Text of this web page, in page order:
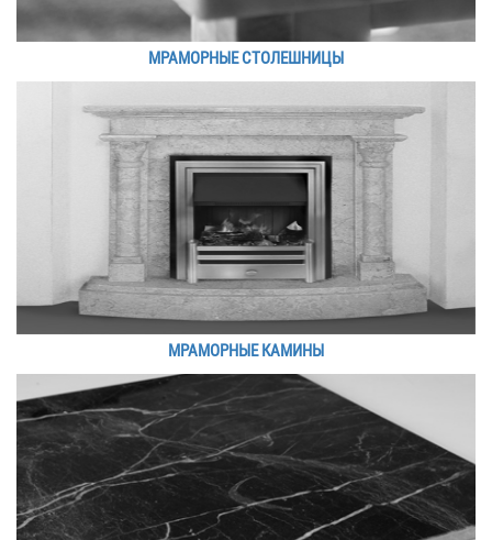
МРАМОРНЫЕ СТОЛЕШНИЦЫ
МРАМОРНЫЕ КАМИНЫ